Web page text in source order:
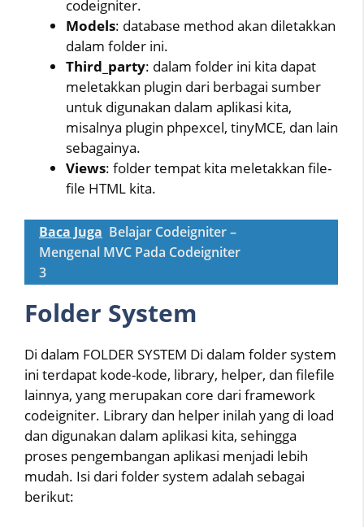
codeigniter.
Models: database method akan diletakkan
dalam folder ini.
Third_party: dalam folder ini kita dapat
meletakkan plugin dari berbagai sumber
untuk digunakan dalam aplikasi kita,
misalnya plugin phpexcel, tinyMCE, dan lain
sebagainya.
Views: folder tempat kita meletakkan file-
file HTML kita.
Baca Juga Belajar Codeigniter –
Mengenal MVC Pada Codeigniter
3
Folder System
Di dalam FOLDER SYSTEM Di dalam folder system
ini terdapat kode-kode, library, helper, dan filefile
lainnya, yang merupakan core dari framework
codeigniter. Library dan helper inilah yang di load
dan digunakan dalam aplikasi kita, sehingga
proses pengembangan aplikasi menjadi lebih
mudah. Isi dari folder system adalah sebagai
berikut: